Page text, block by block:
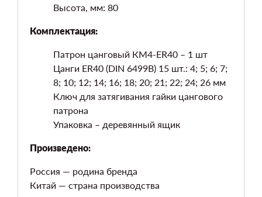
Высота, мм: 80
Комплектация:
Патрон цанговый КМ4-ER40 – 1 шт
Цанги ER40 (DIN 6499B) 15 шт.: 4; 5; 6; 7;
8; 10; 12; 14; 16; 18; 20; 21; 22; 24; 26 мм
Ключ для затягивания гайки цангового
патрона
Упаковка – деревянный ящик
Произведено:
Россия — родина бренда
Китай — страна производства